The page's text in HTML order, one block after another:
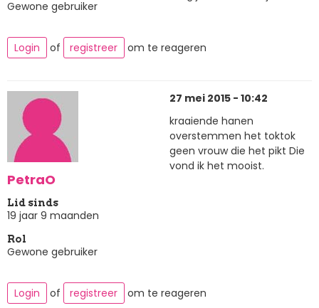
Gewone gebruiker
Login of registreer om te reageren
PetraO
Lid sinds
19 jaar 9 maanden
Rol
Gewone gebruiker
27 mei 2015 - 10:42
kraaiende hanen
overstemmen het toktok
geen vrouw die het pikt Die
vond ik het mooist.
Login of registreer om te reageren